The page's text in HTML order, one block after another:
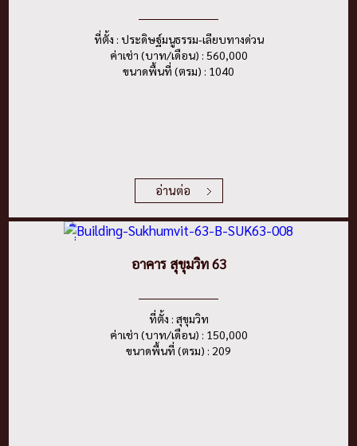
ที่ตั้ง : ประดิษฐ์มนูธรรม-เลียบทางด่วน
ค่าเช่า (บาท/เดือน) : 560,000
ขนาดพื้นที่ (ตรม) : 1040
อ่านต่อ
อาคาร สุขุมวิท 63
ที่ตั้ง : สุขุมวิท
ค่าเช่า (บาท/เดือน) : 150,000
ขนาดพื้นที่ (ตรม) : 209